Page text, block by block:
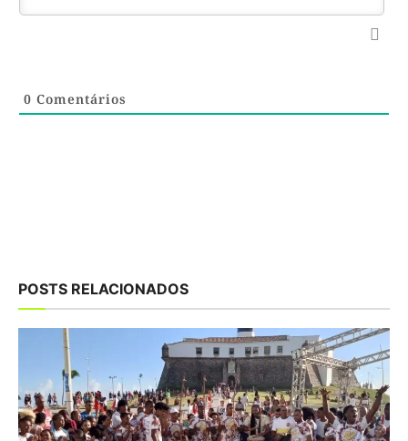
0 Comentários
POSTS RELACIONADOS